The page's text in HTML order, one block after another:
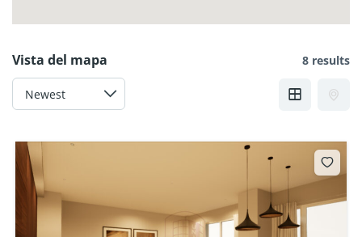
Vista del mapa 8 results